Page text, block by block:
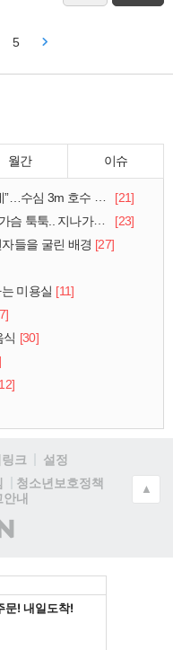
5
월간 이슈
호수 뛰어든 60대 의인
[21]
지나가던 아재의 정체
[23]
들을 굴린 배경 [27]
미용실 [11]
식 [30]
크
설정
청소년보호정책
내
▲